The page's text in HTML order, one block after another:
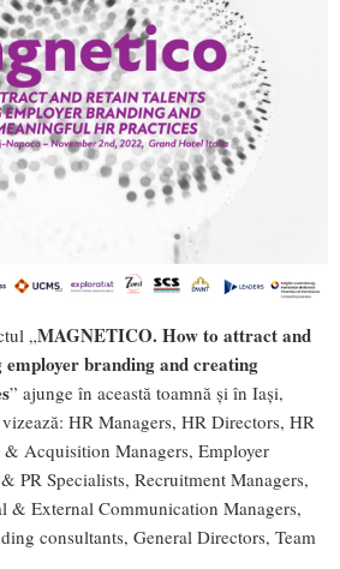
„MAGNETICO. How to attract and
branding and creating
” ajunge în această toamnă și în Iași,
HR Managers, HR Directors, HR
& Acquisition Managers, Employer
PR Specialists, Recruitment Managers,
& External Communication Managers,
consultants, General Directors, Team